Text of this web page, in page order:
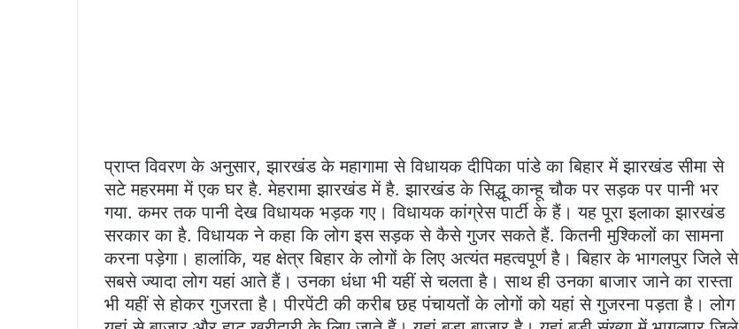
प्राप्त विवरण के अनुसार, झारखंड के महागामा से विधायक दीपिका पांडे का बिहार में झारखंड सीमा से
सटे महरममा में एक घर है. मेहरामा झारखंड में है. झारखंड के सिद्धू कान्हू चौक पर सड़क पर पानी भर
गया. कमर तक पानी देख विधायक भड़क गए। विधायक कांग्रेस पार्टी के हैं। यह पूरा इलाका झारखंड
सरकार का है. विधायक ने कहा कि लोग इस सड़क से कैसे गुजर सकते हैं. कितनी मुश्किलों का सामना
करना पड़ेगा। हालांकि, यह क्षेत्र बिहार के लोगों के लिए अत्यंत महत्वपूर्ण है। बिहार के भागलपुर जिले से
सबसे ज्यादा लोग यहां आते हैं। उनका धंधा भी यहीं से चलता है। साथ ही उनका बाजार जाने का रास्ता
भी यहीं से होकर गुजरता है। पीरपेंटी की करीब छह पंचायतों के लोगों को यहां से गुजरना पड़ता है। लोग